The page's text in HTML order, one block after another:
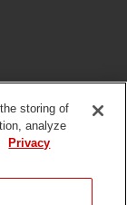
storing of
analyze
Privacy